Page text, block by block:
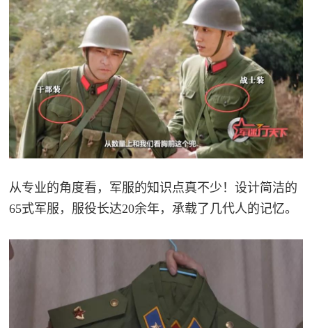
从专业的角度看，军服的知识点真不少！设计简洁的
65式军服，服役长达20余年，承载了几代人的记忆。